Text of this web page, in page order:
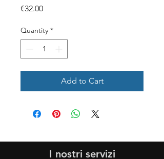
€32.00Price
Quantity *
Add to Cart
I nostri servizi